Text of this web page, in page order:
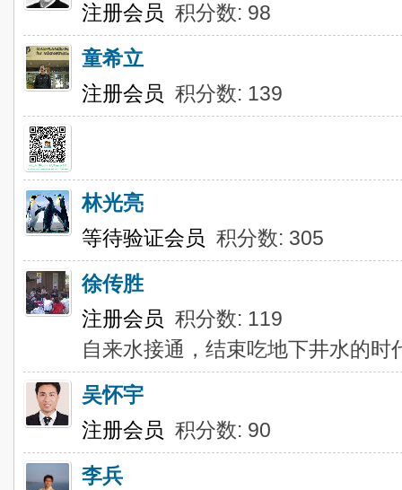
注册会员 积分数: 98
童希立
注册会员 积分数: 139
林光亮
等待验证会员 积分数: 305
徐传胜
注册会员 积分数: 119
自来水接通，结束吃地下井水的
吴怀宇
注册会员 积分数: 90
李兵